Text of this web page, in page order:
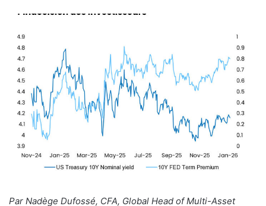
Par Nadège Dufossé, CFA, Global Head of Multi-Asset